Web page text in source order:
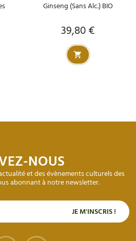
Ginseng (Sans Alc.) BIO
Prix
39,80 €
NOUS
et des évènements culturels des
abonnant à notre newsletter.